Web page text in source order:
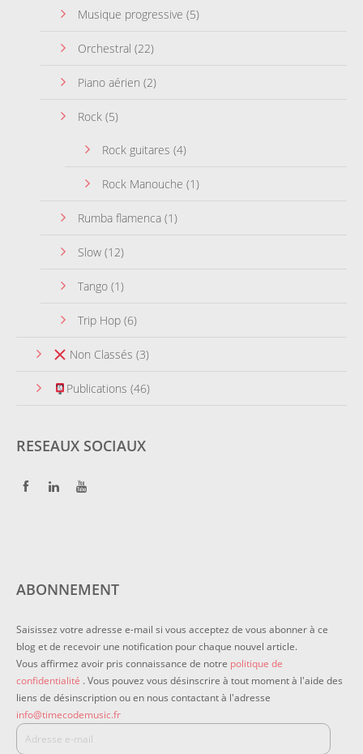
Musique progressive (5)
Orchestral (22)
Piano aérien (2)
Rock (5)
Rock guitares (4)
Rock Manouche (1)
Rumba flamenca (1)
Slow (12)
Tango (1)
Trip Hop (6)
Non Classés (3)
Publications (46)
RESEAUX SOCIAUX
ABONNEMENT
Saisissez votre adresse e-mail si vous acceptez de vous abonner à ce
blog et de recevoir une notification pour chaque nouvel article.
Vous affirmez avoir pris connaissance de notre politique de
confidentialité . Vous pouvez vous désinscrire à tout moment à l'aide des
liens de désinscription ou en nous contactant à l'adresse
info@timecodemusic.fr